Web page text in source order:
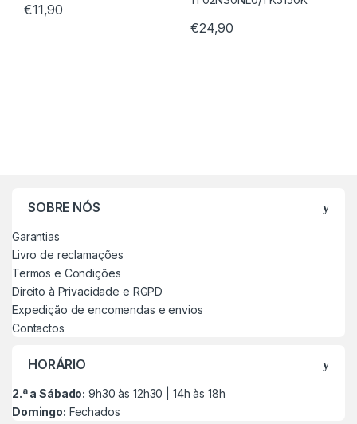
€11,90
€24,90
SOBRE NÓS
Garantias
Livro de reclamações
Termos e Condições
Direito à Privacidade e RGPD
Expedição de encomendas e envios
Contactos
HORÁRIO
2.ª a Sábado: 9h30 às 12h30 | 14h às 18h
Domingo: Fechados